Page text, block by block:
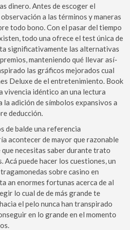
dinero. Antes de escoger el
a las términos y maneras
todo bono. Con el pasar del tiempo
todo una ofrece el test única de
significativamente las alternativas
manteniendo qué llevar así­
las gráficos mejorados cual
Deluxe de el entretenimiento. Book
vivencia idéntico an una lectura
la adición de símbolos expansivos a
deducción.
de balde una referencia
acontecer de mayor que razonable
necesitas saber durante trato
Acá puede hacer los cuestiones, un
sobre casino en
an enormes fortunas acerca de al
lo cual de de más grande te
el pelo nunca han transpirado
en lo grande en el momento